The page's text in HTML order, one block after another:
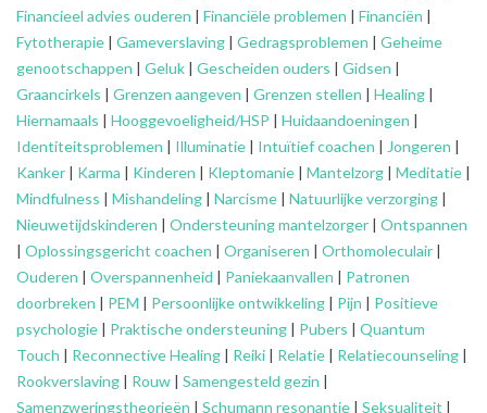
Financieel advies ouderen | Financiële problemen | Financiën |
Fytotherapie | Gameverslaving | Gedragsproblemen | Geheime
genootschappen | Geluk | Gescheiden ouders | Gidsen |
Graancirkels | Grenzen aangeven | Grenzen stellen | Healing |
Hiernamaals | Hooggevoeligheid/HSP | Huidaandoeningen |
Identiteitsproblemen | Illuminatie | Intuïtief coachen | Jongeren |
Kanker | Karma | Kinderen | Kleptomanie | Mantelzorg | Meditatie |
Mindfulness | Mishandeling | Narcisme | Natuurlijke verzorging |
Nieuwetijdskinderen | Ondersteuningmantelzorger | Ontspannen
| Oplossingsgericht coachen | Organiseren | Orthomoleculair |
Ouderen | Overspannenheid | Paniekaanvallen | Patronen
doorbreken | PEM | Persoonlijke ontwikkeling | Pijn | Positieve
psychologie | Praktische ondersteuning | Pubers | Quantum
Touch | Reconnective Healing | Reiki | Relatie | Relatiecounseling |
Rookverslaving | Rouw | Samengesteld gezin |
Samenzweringstheorieën | Schumann resonantie | Seksualiteit |